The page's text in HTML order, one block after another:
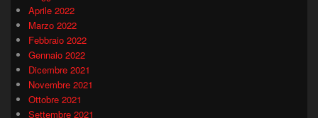
Aprile 2022
Marzo 2022
Febbraio 2022
Gennaio 2022
Dicembre 2021
Novembre 2021
Ottobre 2021
Settembre 2021